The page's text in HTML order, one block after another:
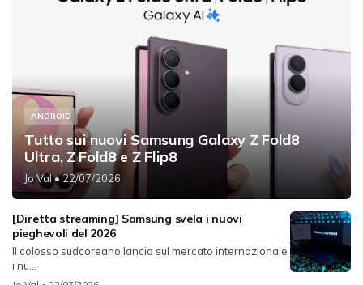
ANDROID
Tutto sui nuovi Samsung Galaxy Z Fold8
Ultra, Z Fold8 e Z Flip8
Jo Val• 22/07/2026
[Diretta streaming] Samsung svela i nuovi
pieghevoli del 2026
Il colosso sudcoreano lancia sul mercato internazionale
i nu...